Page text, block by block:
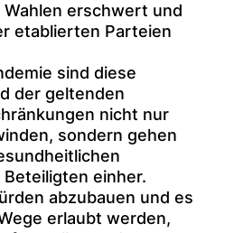
erschwert und
etablierten Parteien
sind diese
der geltenden
nicht nur
sondern gehen
einher.
abzubauen und es
erlaubt werden,